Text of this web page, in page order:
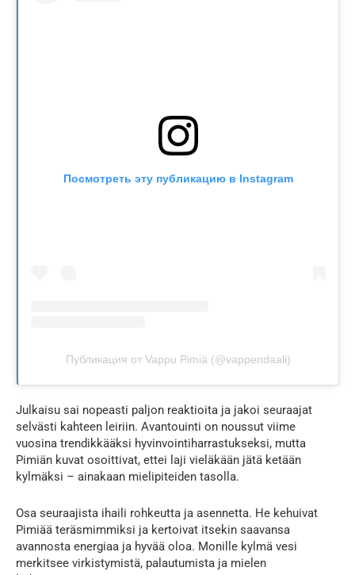
Посмотреть эту публикацию в Instagram
Публикация от Vappu Pimiä (@vappendaali)
Julkaisu sai nopeasti paljon reaktioita ja jakoi seuraajat
selvästi kahteen leiriin. Avantouinti on noussut viime
vuosina trendikkääksi hyvinvointiharrastukseksi, mutta
Pimiän kuvat osoittivat, ettei laji vieläkään jätä ketään
kylmäksi – ainakaan mielipiteiden tasolla.
Osa seuraajista ihaili rohkeutta ja asennetta. He kehuivat
Pimiää teräsmimmiksi ja kertoivat itsekin saavansa
avannosta energiaa ja hyvää oloa. Monille kylmä vesi
merkitsee virkistymistä, palautumista ja mielen